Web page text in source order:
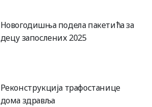
Новогодишња подела пакетића за
децу запослених 2025
Реконструкција трафостанице
дома здравља